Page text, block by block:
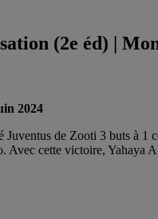
(2e éd) |
2024
Juventus de Zooti 3 buts à
Avec cette victoire, Yahaya